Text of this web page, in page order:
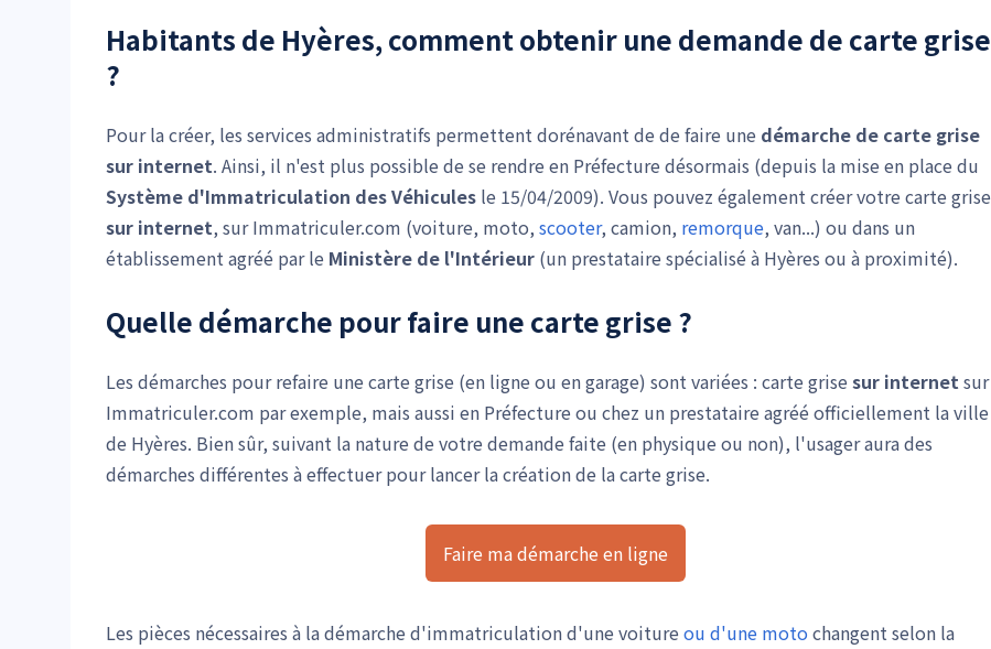
Habitants de Hyères, comment obtenir une demande de carte grise
?
Pour la créer, les services administratifs permettent dorénavant de de faire une démarche de carte grise
sur internet. Ainsi, il n'est plus possible de se rendre en Préfecture désormais (depuis la mise en place du
Système d'Immatriculation des Véhicules le 15/04/2009). Vous pouvez également créer votre carte grise
sur internet, sur Immatriculer.com (voiture, moto, scooter, camion, remorque, van...) ou dans un
établissement agréé par le Ministère de l'Intérieur (un prestataire spécialisé à Hyères ou à proximité).
Quelle démarche pour faire une carte grise ?
Les démarches pour refaire une carte grise (en ligne ou en garage) sont variées : carte grise sur internetsur
Immatriculer.com par exemple, mais aussi en Préfecture ou chez un prestataire agréé officiellement la ville
de Hyères. Bien sûr, suivant la nature de votre demande faite (en physique ou non), l'usager aura des
démarches différentes à effectuer pour lancer la création de la carte grise.
Faire ma démarche en ligne
Les pièces nécessaires à la démarche d'immatriculation d'une voiture ou d'une motochangent selon la